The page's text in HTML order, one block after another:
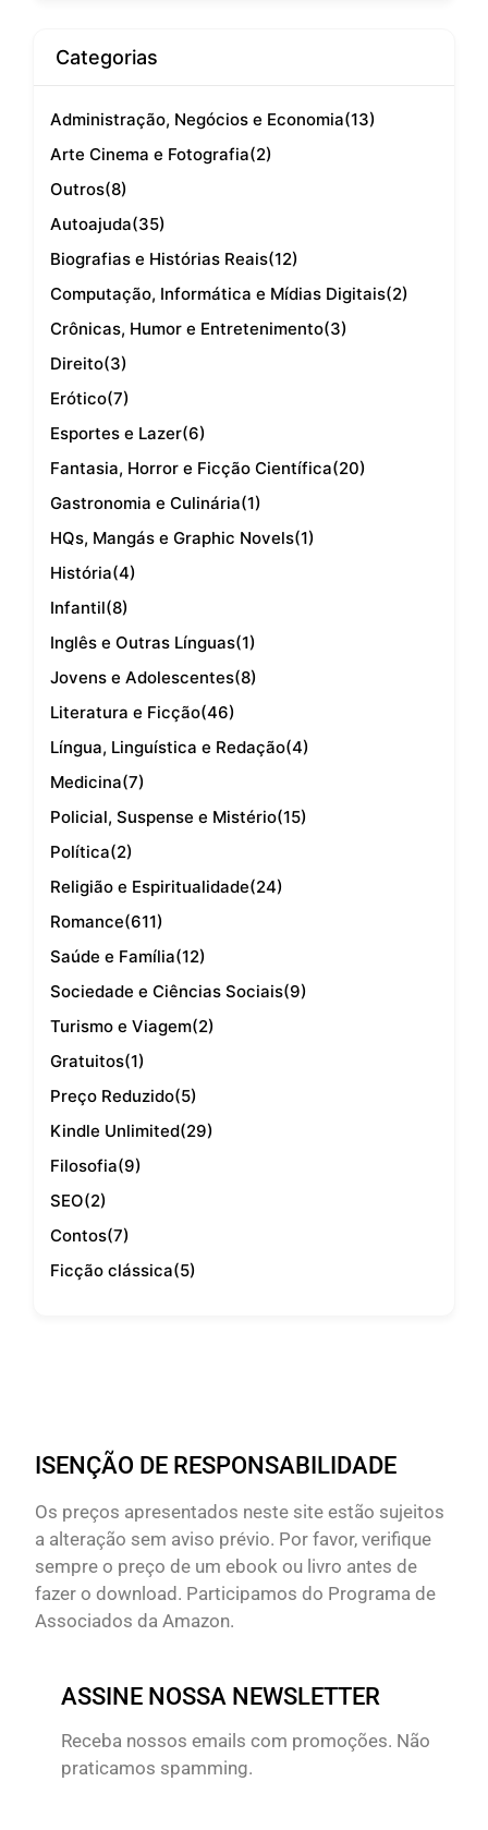
Categorias
Administração, Negócios e Economia(13)
Arte Cinema e Fotografia(2)
Outros(8)
Autoajuda(35)
Biografias e Histórias Reais(12)
Computação, Informática e Mídias Digitais(2)
Crônicas, Humor e Entretenimento(3)
Direito(3)
Erótico(7)
Esportes e Lazer(6)
Fantasia, Horror e Ficção Científica(20)
Gastronomia e Culinária(1)
HQs, Mangás e Graphic Novels(1)
História(4)
Infantil(8)
Inglês e Outras Línguas(1)
Jovens e Adolescentes(8)
Literatura e Ficção(46)
Língua, Linguística e Redação(4)
Medicina(7)
Policial, Suspense e Mistério(15)
Política(2)
Religião e Espiritualidade(24)
Romance(611)
Saúde e Família(12)
Sociedade e Ciências Sociais(9)
Turismo e Viagem(2)
Gratuitos(1)
Preço Reduzido(5)
Kindle Unlimited(29)
Filosofia(9)
SEO(2)
Contos(7)
Ficção clássica(5)
ISENÇÃO DE RESPONSABILIDADE
Os preços apresentados neste site estão sujeitos
a alteração sem aviso prévio. Por favor, verifique
sempre o preço de um ebook ou livro antes de
fazer o download. Participamos do Programa de
Associados da Amazon.
ASSINE NOSSA NEWSLETTER
Receba nossos emails com promoções. Não
praticamos spamming.